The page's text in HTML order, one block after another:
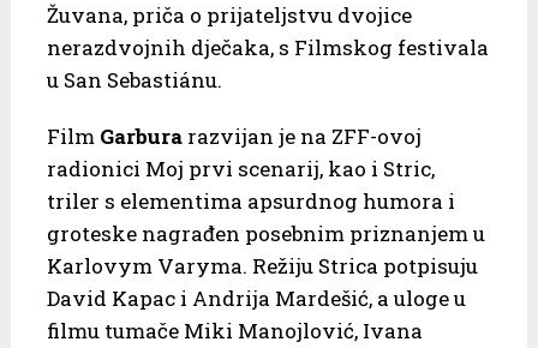
Žuvana, priča o prijateljstvu dvojice
nerazdvojnih dječaka, s Filmskog festivala
u San Sebastiánu.
Film Garburarazvijan je na ZFF-ovoj
radionici Moj prvi scenarij, kao i Stric,
triler s elementima apsurdnog humora i
groteske nagrađen posebnim priznanjem u
Karlovym Varyma. Režiju Strica potpisuju
David Kapac i Andrija Mardešić, a uloge u
filmu tumače Miki Manojlović, Ivana